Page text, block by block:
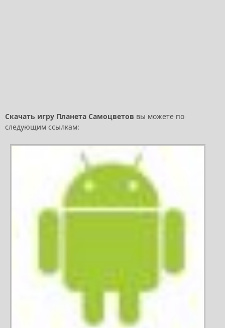
Скачать игру Планета Самоцветов вы можете по
следующим ссылкам: